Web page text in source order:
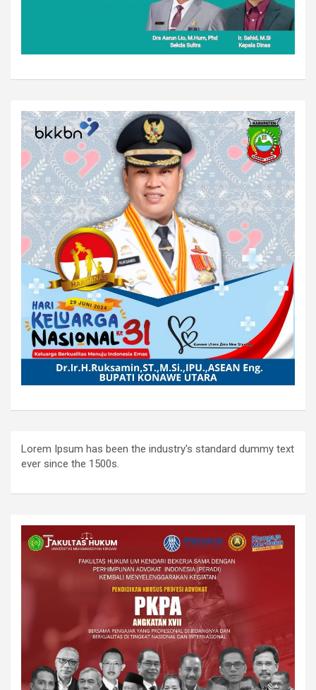
Lorem Ipsum has been the industry's standard dummy text
ever since the 1500s.